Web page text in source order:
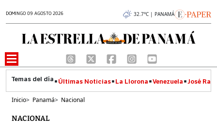
DOMINGO 09 AGOSTO 2026 32.7°C | PANAMÁ
Últimas Noticias La Llorona Venezuela José
Inicio> Panamá> Nacional
NACIONAL